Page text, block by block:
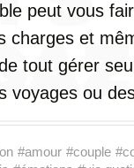
peut vous
charges et
tout gérer
voyages ou
#amour #couple